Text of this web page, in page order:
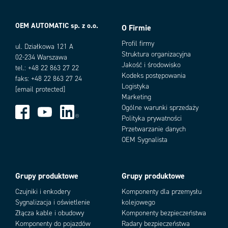
Min. temperatura pracy -40 °C
Napięcie zasilania DC maks.
Napięcie zasilania DC min. 16,8 V
Pobór mocy 18 mA
Przekrój min. 0,14 mm²
IP20
Warianty produktu
Add as new cart row
OEM AUTOMATIC sp. z o.o.
ul. Działkowa 121 A
02-234 Warszawa
tel.: +48 22 863 27 22
faks: +48 22 863 27 24
[email protected]
O Firmie
Profil firmy
Struktura organizacyjna
Jakość i środowisko
Kodeks postępowania
Logistyka
Marketing
Ogólne warunki sprzedaży
Polityka prywatności
Przetwarzanie danych
OEM Sygnalista
Grupy produktowe
Czujniki i enkodery
Sygnalizacja i oświetlenie
Złącza kable i obudowy
Komponenty do pojazdów
Grupy produktowe
Komponenty dla przemysłu
kolejowego
Komponenty bezpieczeństwa
Radary bezpieczeństwa